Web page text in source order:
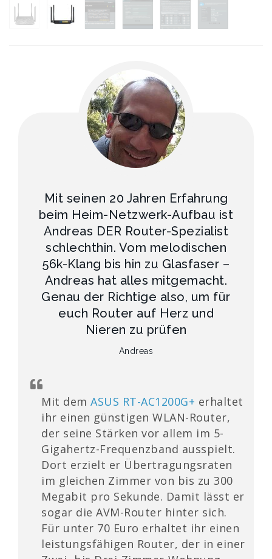
Mit seinen 20 Jahren Erfahrung
beim Heim-Netzwerk-Aufbau ist
Andreas DER Router-Spezialist
schlechthin. Vom melodischen
56k-Klang bis hin zu Glasfaser –
Andreas hat alles mitgemacht.
Genau der Richtige also, um für
euch Router auf Herz und
Nieren zu prüfen
Andreas
Mit dem ASUS RT-AC1200G+ erhaltet
ihr einen günstigen WLAN-Router,
der seine Stärken vor allem im 5-
Gigahertz-Frequenzband ausspielt.
Dort erzielt er Übertragungsraten
im gleichen Zimmer von bis zu 300
Megabit pro Sekunde. Damit lässt er
sogar die AVM-Router hinter sich.
Für unter 70 Euro erhaltet ihr einen
leistungsfähigen Router, der in einer